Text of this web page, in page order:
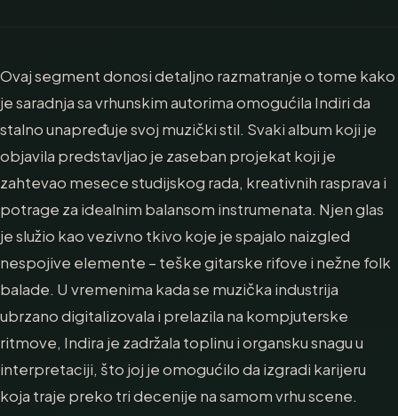
Ovaj segment donosi detaljno razmatranje o tome kako
je saradnja sa vrhunskim autorima omogućila Indiri da
stalno unapređuje svoj muzički stil. Svaki album koji je
objavila predstavljao je zaseban projekat koji je
zahtevao mesece studijskog rada, kreativnih rasprava i
potrage za idealnim balansom instrumenata. Njen glas
je služio kao vezivno tkivo koje je spajalo naizgled
nespojive elemente – teške gitarske rifove i nežne folk
balade. U vremenima kada se muzička industrija
ubrzano digitalizovala i prelazila na kompjuterske
ritmove, Indira je zadržala toplinu i organsku snagu u
interpretaciji, što joj je omogućilo da izgradi karijeru
koja traje preko tri decenije na samom vrhu scene.